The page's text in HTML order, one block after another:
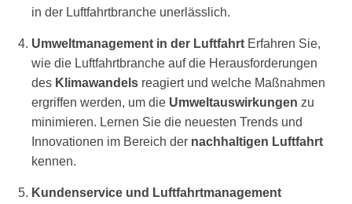
Luftfahrt
Ausrüstungsmechanik Luftfahrttechnik –
Qualifizierung für die Luftfahrtindustrie
in der Luftfahrtbranche unerlässlich.
Umweltmanagement in der Luftfahrt Erfahren Sie,
wie die Luftfahrtbranche auf die Herausforderungen
des Klimawandels reagiert und welche Maßnahmen
ergriffen werden, um die Umweltauswirkungen zu
minimieren. Lernen Sie die neuesten Trends und
Innovationen im Bereich der nachhaltigen Luftfahrt
kennen.
Kundenservice und Luftfahrtmanagement